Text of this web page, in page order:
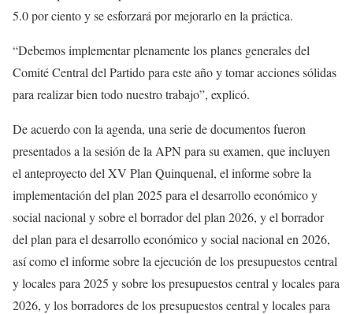
5.0 por ciento y se esforzará por mejorarlo en la práctica.
“Debemos implementar plenamente los planes generales del
Comité Central del Partido para este año y tomar acciones sólidas
para realizar bien todo nuestro trabajo”, explicó.
De acuerdo con la agenda, una serie de documentos fueron
presentados a la sesión de la APN para su examen, que incluyen
el anteproyecto del XV Plan Quinquenal, el informe sobre la
implementación del plan 2025 para el desarrollo económico y
social nacional y sobre el borrador del plan 2026, y el borrador
del plan para el desarrollo económico y social nacional en 2026,
así como el informe sobre la ejecución de los presupuestos central
y locales para 2025 y sobre los presupuestos central y locales para
2026, y los borradores de los presupuestos central y locales para